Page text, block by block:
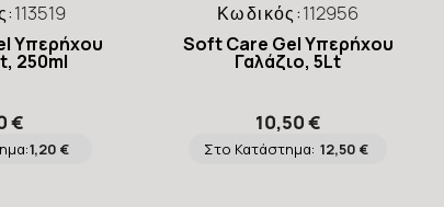
113519
Υπερήχου
250ml
€
1,20 €
Κωδικός:112956
Soft Care Gel Υπερήχου
Γαλάζιο, 5Lt
10,50 €
Στο Κατάστημα: 12,50 €